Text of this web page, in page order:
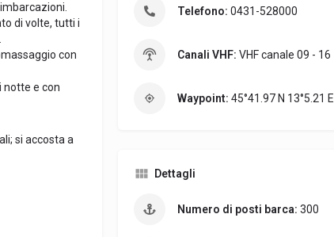
di volte, tutti i
con
notte e con
si accosta a
Telefono: 0431-528000
Canali VHF: VHF canale 09 - 16
Waypoint: 45°41.97 N 13°5.21 E
Dettagli
Numero di posti barca: 300